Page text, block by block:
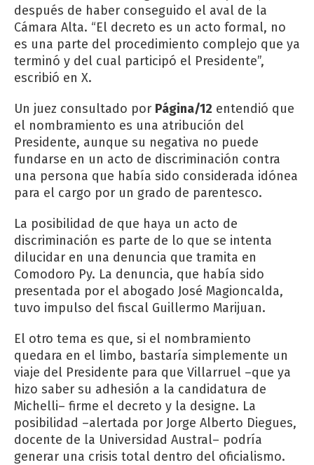
después de haber conseguido el aval de la
Cámara Alta. “El decreto es un acto formal, no
es una parte del procedimiento complejo que ya
terminó y del cual participó el Presidente”,
escribió en X.
Un juez consultado por Página/12 entendió que
el nombramiento es una atribución del
Presidente, aunque su negativa no puede
fundarse en un acto de discriminación contra
una persona que había sido considerada idónea
para el cargo por un grado de parentesco.
La posibilidad de que haya un acto de
discriminación es parte de lo que se intenta
dilucidar en una denuncia que tramita en
Comodoro Py. La denuncia, que había sido
presentada por el abogado José Magioncalda,
tuvo impulso del fiscal Guillermo Marijuan.
El otro tema es que, si el nombramiento
quedara en el limbo, bastaría simplemente un
viaje del Presidente para que Villarruel –que ya
hizo saber su adhesión a la candidatura de
Michelli– firme el decreto y la designe. La
posibilidad –alertada por Jorge Alberto Diegues,
docente de la Universidad Austral– podría
generar una crisis total dentro del oficialismo.